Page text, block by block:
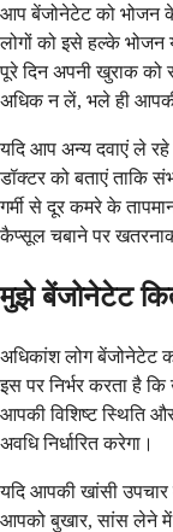
आप बेंजोनेटेट को भोजन
लोगों को इसे हल्के
पूरे दिन अपनी खुराक को
अधिक न लें, भले ही
यदि आप अन्य दवाएं ले रहे
डॉक्टर को बताएं ताकि
गर्मी से दूर कमरे के
कैप्सूल चबाने पर
मुझे बेंजोनेटेट
अधिकांश लोग बेंजोनेटेट
इस पर निर्भर करता है
आपकी विशिष्ट स्थिति
अवधि निर्धारित करेगा।
यदि आपकी खांसी
आपको बुखार, सांस लेने